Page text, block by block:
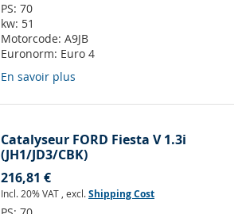
PS: 70
kw: 51
Motorcode: A9JB
Euronorm: Euro 4
En savoir plus
Catalyseur FORD Fiesta V 1.3i
(JH1/JD3/CBK)
216,81 €
Incl. 20% VAT , excl.Shipping Cost